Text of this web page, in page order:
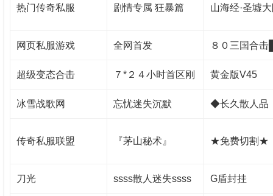
热门传奇私服 剧情专属 狂暴篇 山海经·圣墟
网页私服游戏 全网首发 ８０三国合击
超级变态合击 ７*２４小时首区刚 黄金版V45
冰雪战歌网 忘忧迷失沉默 ◆长久散人品
传奇私服联盟 『茅山秘术』 ★免费切割★
刀光 ssss散人迷失ssss G盾封挂